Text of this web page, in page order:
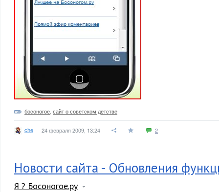
босоногое сайт о советском детстве
che 24 февраля 2009, 13:24 2
Новости сайта - Обновления
Я ? Босоногое.ру